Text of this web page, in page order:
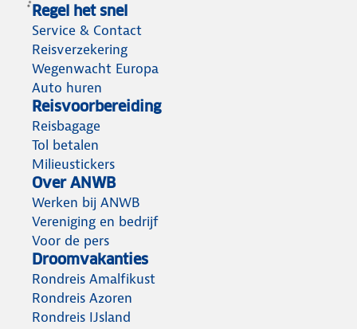
Regel het snel
Service & Contact
Reisverzekering
Wegenwacht Europa
Auto huren
Reisvoorbereiding
Reisbagage
Tol betalen
Milieustickers
Over ANWB
Werken bij ANWB
Vereniging en bedrijf
Voor de pers
Droomvakanties
Rondreis Amalfikust
Rondreis Azoren
Rondreis IJsland